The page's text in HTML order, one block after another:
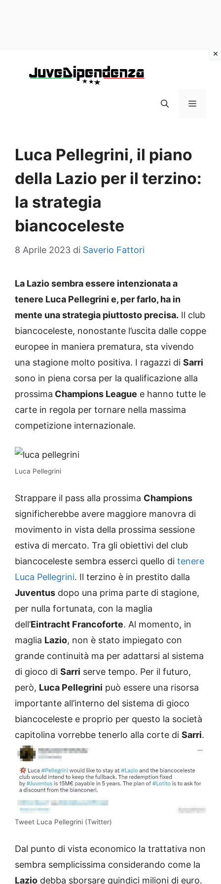
MENU
Luca Pellegrini, il piano
della Lazio per il terzino:
la strategia
biancoceleste
8 Aprile 2023 di Saverio Fattori
La Lazio sembra essere intenzionata a
tenere Luca Pellegrini e, per farlo, ha in
mente una strategia piuttosto precisa. Il club
biancoceleste, nonostante l’uscita dalle coppe
europee in maniera prematura, sta vivendo
una stagione molto positiva. I ragazzi di Sarri
sono in piena corsa per la qualificazione alla
prossima Champions League e hanno tutte le
carte in regola per tornare nella massima
competizione internazionale.
Luca Pellegrini
Strappare il pass alla prossima Champions
significherebbe avere maggiore manovra di
movimento in vista della prossima sessione
estiva di mercato. Tra gli obiettivi del club
biancoceleste sembra esserci quello di tenere
Luca Pellegrini. Il terzino è in prestito dalla
Juventus dopo una prima parte di stagione,
per nulla fortunata, con la maglia
dell’Eintracht Francoforte. Al momento, in
maglia Lazio, non è stato impiegato con
grande continuità ma per adattarsi al sistema
di gioco di Sarri serve tempo. Per il futuro,
però, Luca Pellegrini può essere una risorsa
importante all’interno del sistema di gioco
biancoceleste e proprio per questo la società
capitolina vorrebbe tenerlo alla corte di Sarri.
Tweet Luca Pellegrini (Twitter)
Dal punto di vista economico la trattativa non
sembra semplicissima considerando come la
Lazio debba sborsare quindici milioni di euro.